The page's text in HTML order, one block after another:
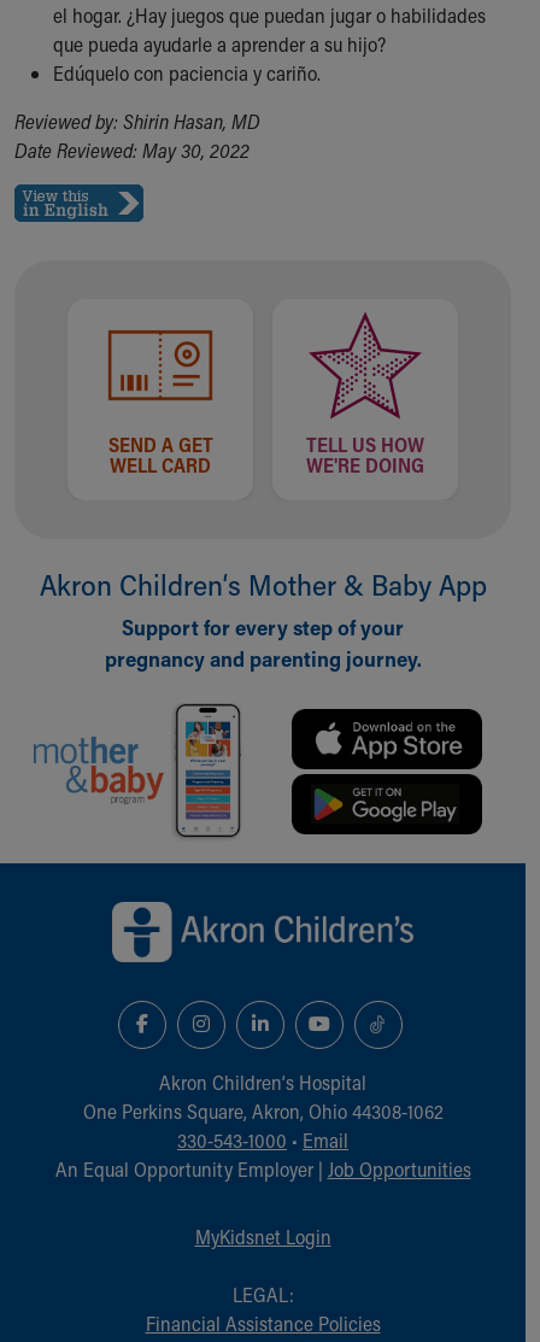
el hogar. ¿Hay juegos que puedan jugar o habilidades
que pueda ayudarle a aprender a su hijo?
Edúquelo con paciencia y cariño.
Reviewed by: Shirin Hasan, MD
Date Reviewed: May 30, 2022
SEND A GET
WELL CARD
TELL US HOW
WE'RE DOING
Akron Children‘s Mother & Baby App
Support for every step of your
pregnancy and parenting journey.
Akron Children‘s Hospital
One Perkins Square, Akron, Ohio 44308-1062
330-543-1000 • Email
An Equal Opportunity Employer | Job Opportunities
MyKidsnet Login
LEGAL:
Financial Assistance Policies